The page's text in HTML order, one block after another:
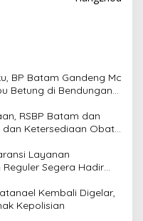
BP Batam Gandeng Mc
Betung di Bendungan
RSBP Batam dan
dan Ketersediaan Obat
Layanan
Segera Hadir
Kembali Digelar,
Kepolisian